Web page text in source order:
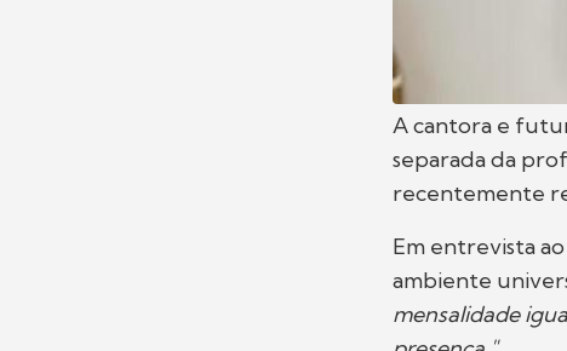
A cantora e
separada da
recentemente
Em entrevista
ambiente
mensalidade